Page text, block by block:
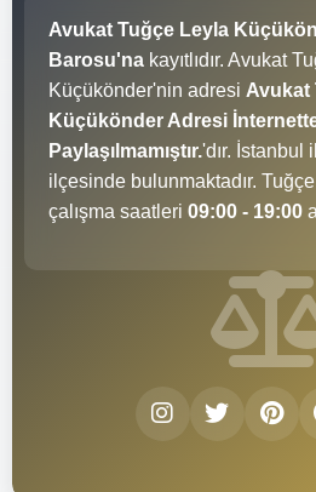
Avukat Tuğçe Leyla
Barosu'na kayıtlıdır. Avukat
Küçükönder'nin adresi Avukat
Küçükönder Adresi
Paylaşılmamıştır.'dır. İstanbul
ilçesinde bulunmaktadır.
çalışma saatleri 09:00 - 19:00